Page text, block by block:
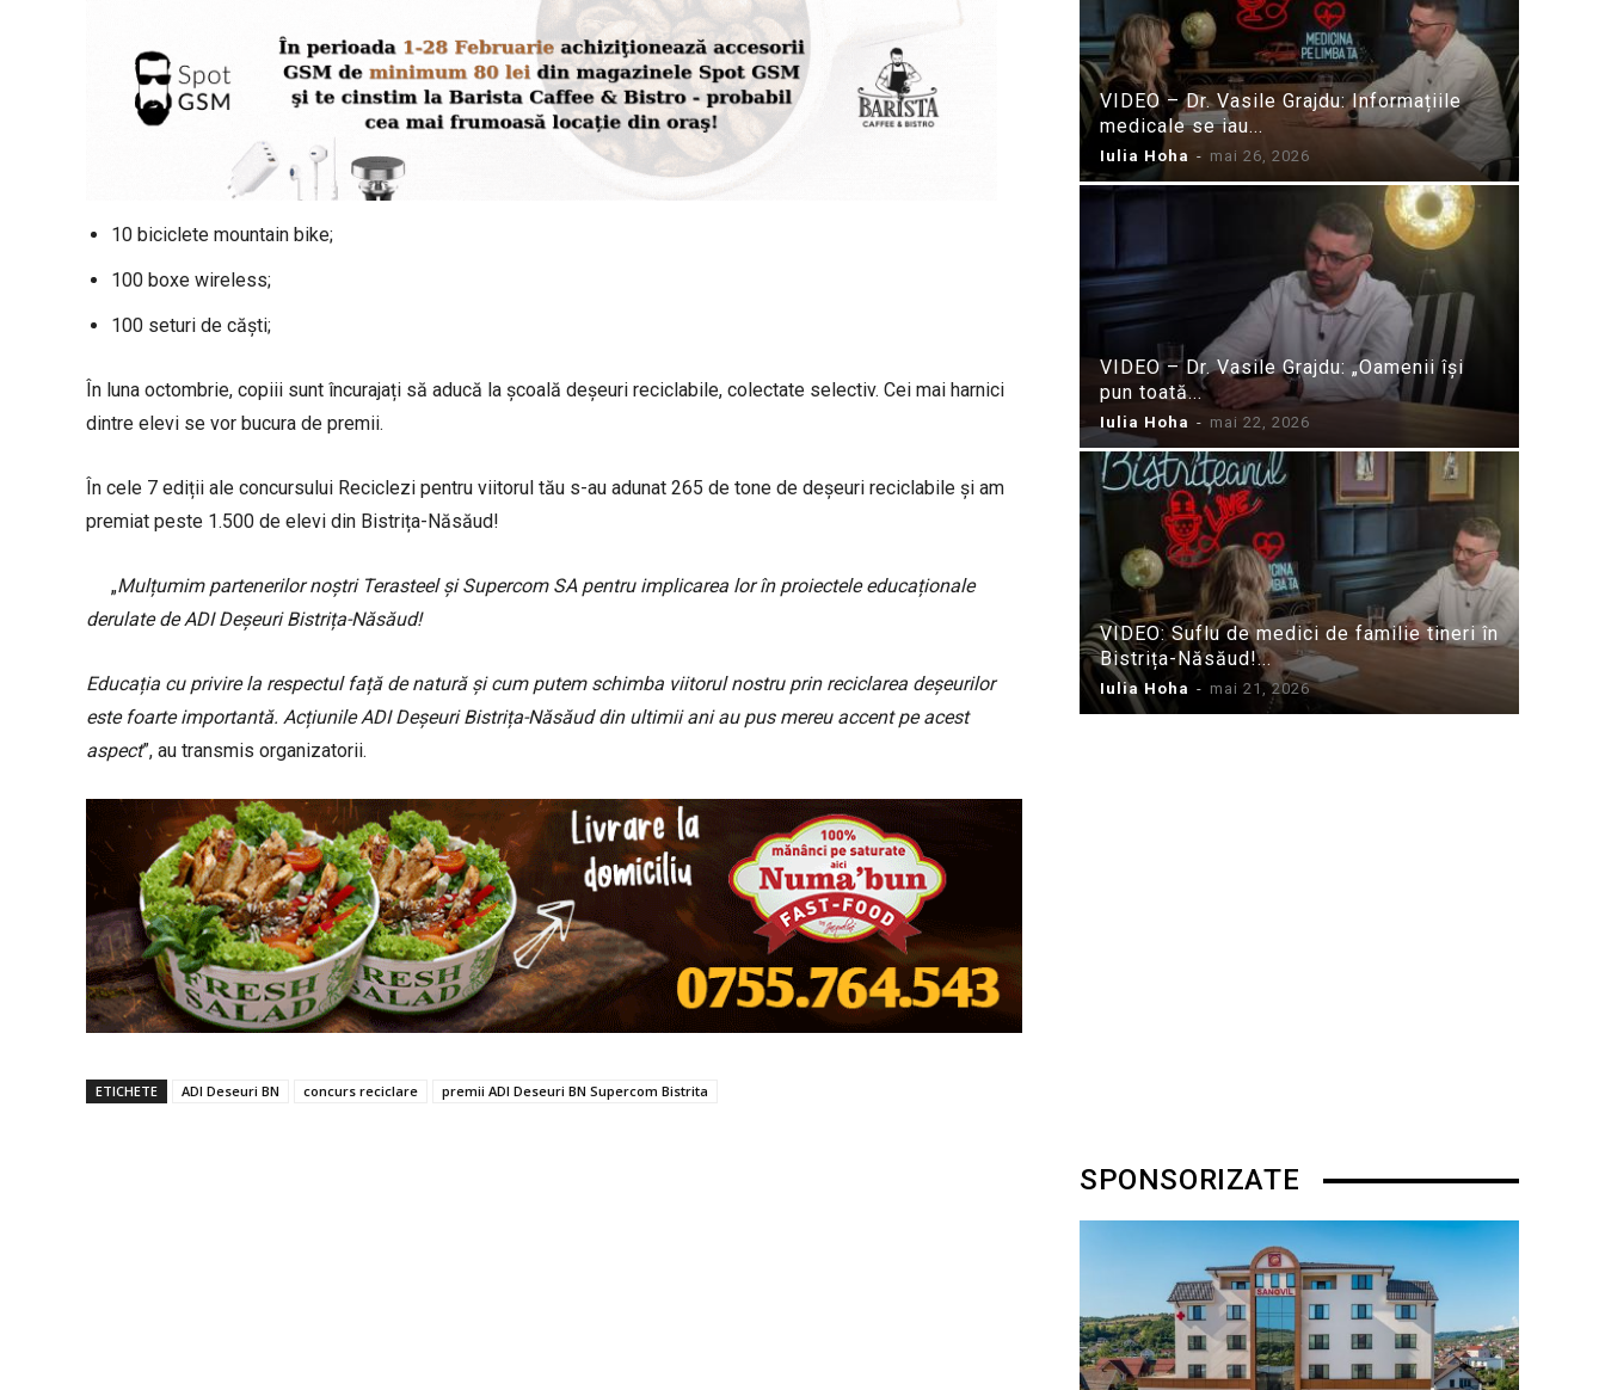
10 biciclete mountain bike;
100 boxe wireless;
100 seturi de căști;
În luna octombrie, copiii sunt încurajați să aducă la școală deșeuri reciclabile, colectate selectiv. Cei mai harnici
dintre elevi se vor bucura de premii.
În cele 7 ediții ale concursului Reciclezi pentru viitorul tău s-au adunat 265 de tone de deșeuri reciclabile și am
premiat peste 1.500 de elevi din Bistrița-Năsăud!
„Mulțumim partenerilor noștri Terasteel și Supercom SA pentru implicarea lor în proiectele educaționale
derulate de ADI Deșeuri Bistrița-Năsăud!
Educația cu privire la respectul față de natură și cum putem schimba viitorul nostru prin reciclarea deșeurilor
este foarte importantă. Acțiunile ADI Deșeuri Bistrița-Năsăud din ultimii ani au pus mereu accent pe acest
aspect”, au transmis organizatorii.
ETICHETE ADI Deseuri BN concurs reciclare premii ADI Deseuri BN Supercom Bistrita
VIDEO – Dr. Vasile Grajdu: Informațiile
medicale se iau...
Iulia Hoha - mai 26, 2026
VIDEO – Dr. Vasile Grajdu: „Oamenii își
pun toată...
Iulia Hoha - mai 22, 2026
VIDEO: Suflu de medici de familie tineri în
Bistrița-Năsăud!...
Iulia Hoha - mai 21, 2026
SPONSORIZATE